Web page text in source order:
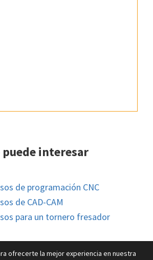
interesar
de programación CNC
de CAD-CAM
para un tornero fresador
ofrecerte la mejor experiencia en nuestra